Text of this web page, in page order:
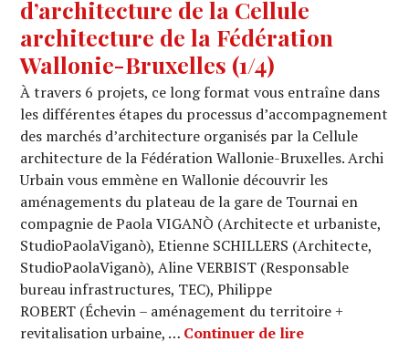
d’architecture de la Cellule
architecture de la Fédération
Wallonie-Bruxelles (1/4)
À travers 6 projets, ce long format vous entraîne dans
les différentes étapes du processus d’accompagnement
des marchés d’architecture organisés par la Cellule
architecture de la Fédération Wallonie-Bruxelles. Archi
Urbain vous emmène en Wallonie découvrir les
aménagements du plateau de la gare de Tournai en
compagnie de Paola VIGANÒ (Architecte et urbaniste,
StudioPaolaViganò), Etienne SCHILLERS (Architecte,
StudioPaolaViganò), Aline VERBIST (Responsable
bureau infrastructures, TEC), Philippe
ROBERT (Échevin – aménagement du territoire +
revitalisation urbaine, … Continuer de lireARCHI